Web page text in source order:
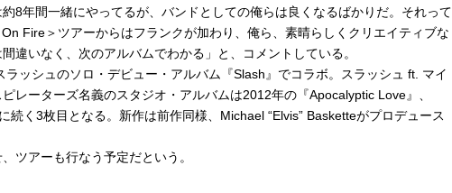
8年間一緒にやってるが、バンドとしての俺らは良くなるばかりだ。それって
Fire＞ツアーからはフランクが加わり、俺ら、素晴らしくクリエイティブな
違いなく、次のアルバムでわかる」と、コメントしている。
ッシュのソロ・デビュー・アルバム『Slash』でコラボ。スラッシュ ft. マイ
レーターズ名義のスタジオ・アルバムは2012年の『Apocalyptic Love』、
続く3枚目となる。新作は前作同様、Michael “Elvis” Basketteがプロデュース
ツアーも行なう予定だという。